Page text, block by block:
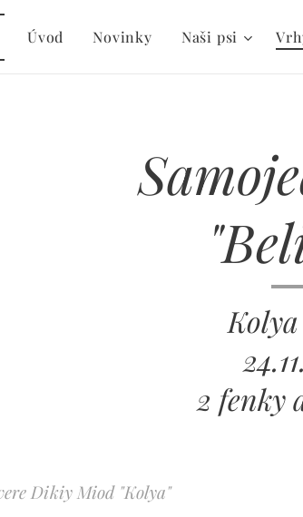
Úvod Novinky Naši psi
2 fenky
Dikiy Miod "Kolya"